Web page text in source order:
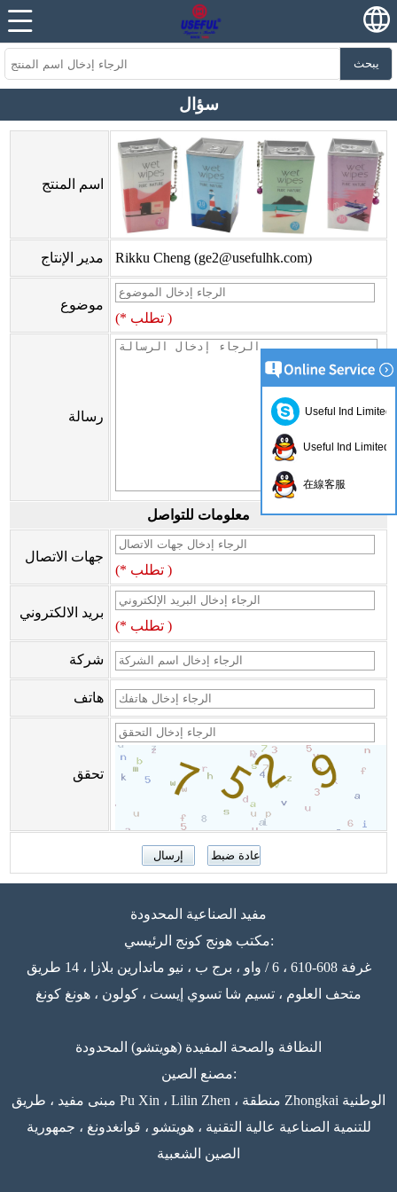
يبحث
سؤال
اسم المنتج
مدير الإنتاج Rikku Cheng (ge2@usefulhk.com)
موضوع
(* تطلب )
رسالة
معلومات للتواصل
جهات الاتصال
(* تطلب )
بريد الالكتروني
(* تطلب )
شركة
هاتف
تحقق
مفيد الصناعية المحدودة
مكتب هونج كونج الرئيسي:
غرفة 608-610 ، 6 / واو ، برج ب ، نيو ماندارين بلازا ، 14 طريق
متحف العلوم ، تسيم شا تسوي إيست ، كولون ، هونغ كونغ
النظافة والصحة المفيدة (هويتشو) المحدودة
مصنع الصين:
مبنى مفيد ، طريق Pu Xin ، Lilin Zhen ، منطقة Zhongkai الوطنية
للتنمية الصناعية عالية التقنية ، هويتشو ، قوانغدونغ ، جمهورية
الصين الشعبية
Useful Ind Limited
Useful Ind Limited
在線客服